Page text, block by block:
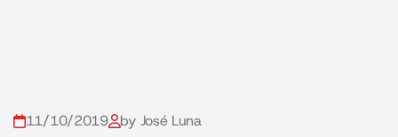
11/10/2019 by José Luna